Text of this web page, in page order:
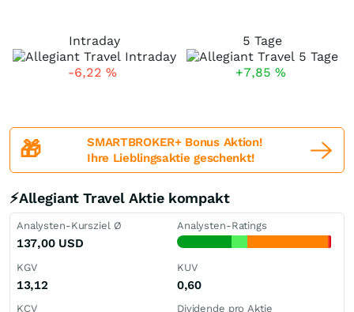
Intraday
-6,22 %
5 Tage
+7,85 %
🎁
SMARTBROKER+ Bonus Aktion!
Ihre Lieblingsaktie geschenkt!
⚡Allegiant Travel Aktie kompakt
Analysten-Kursziel Ø
137,00 USD
Analysten-Ratings
KGV
13,12
KUV
0,60
KCV Dividende pro Aktie